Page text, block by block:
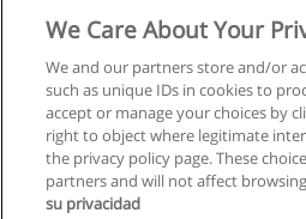
Следующая
We Care About Your
We and our partners store and/or
such as unique IDs in cookies to
accept or manage your choices by
right to object where legitimate
the privacy policy page. These
partners and will not affect
su privacidad